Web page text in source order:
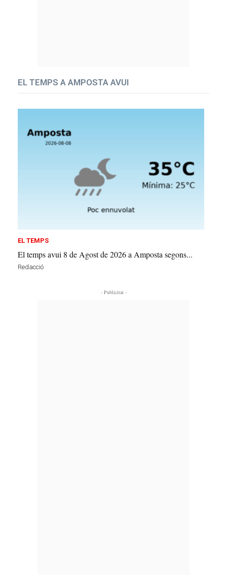
EL TEMPS A AMPOSTA AVUI
EL TEMPS
El temps avui 8 de Agost de 2026 a Amposta segons...
Redacció
- Publicitat -